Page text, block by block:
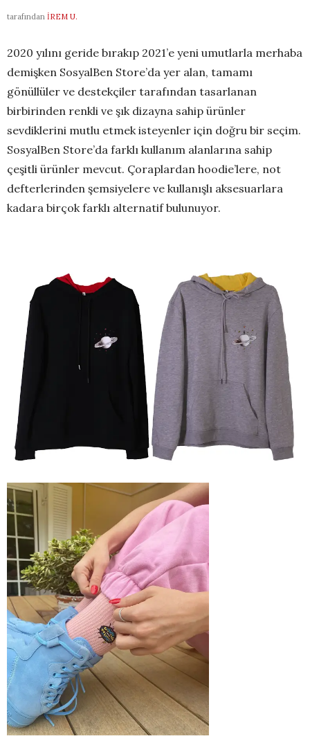
tarafından İREM U.
2020 yılını geride bırakıp 2021’e yeni umutlarla merhaba
demişken SosyalBen Store’da yer alan, tamamı
gönüllüler ve destekçiler tarafından tasarlanan
birbirinden renkli ve şık dizayna sahip ürünler
sevdiklerini mutlu etmek isteyenler için doğru bir seçim.
SosyalBen Store’da farklı kullanım alanlarına sahip
çeşitli ürünler mevcut. Çoraplardan hoodie’lere, not
defterlerinden şemsiyelere ve kullanışlı aksesuarlara
kadara birçok farklı alternatif bulunuyor.